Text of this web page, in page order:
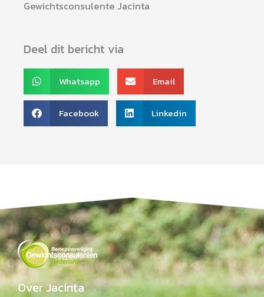
Gewichtsconsulente Jacinta
Deel dit bericht via
Whatsapp Email
Facebook Linkedin
Over Jacinta